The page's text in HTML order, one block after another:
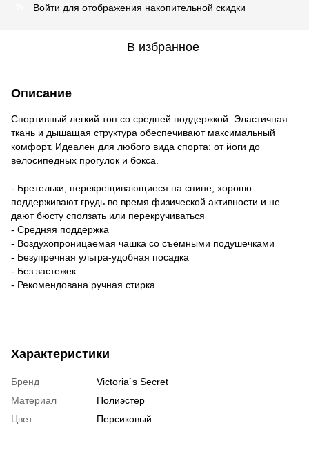
Войти для отображения накопительной скидки
В избранное
Описание
Спортивный легкий топ со средней поддержкой. Эластичная
ткань и дышащая структура обеспечивают максимальный
комфорт. Идеален для любого вида спорта: от йоги до
велосипедных прогулок и бокса.
- Бретельки, перекрещивающиеся на спине, хорошо
поддерживают грудь во время физической активности и не
дают бюсту сползать или перекручиваться
- Средняя поддержка
- Воздухопроницаемая чашка со съёмными подушечками
- Безупречная ультра-удобная посадка
- Без застежек
- Рекомендована ручная стирка
Характеристики
Бренд
Victoria`s Secret
Материал
Полиэстер
Цвет
Персиковый